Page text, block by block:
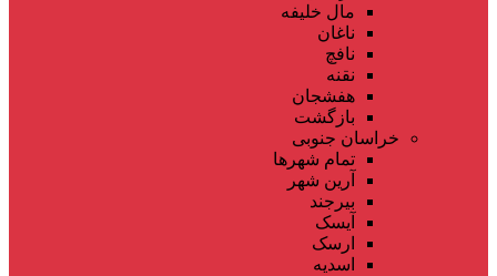
مال خلیفه
ناغان
نافچ
نقنه
هفشجان
بازگشت
خراسان جنوبی
تمام شهر‌ها
آرین شهر
بیرجند
آیسک
ارسک
اسدیه